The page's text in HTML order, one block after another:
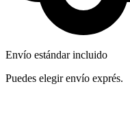
Envío estándar incluido
Puedes elegir envío exprés.